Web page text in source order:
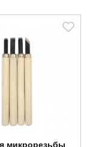
микрорезьбы